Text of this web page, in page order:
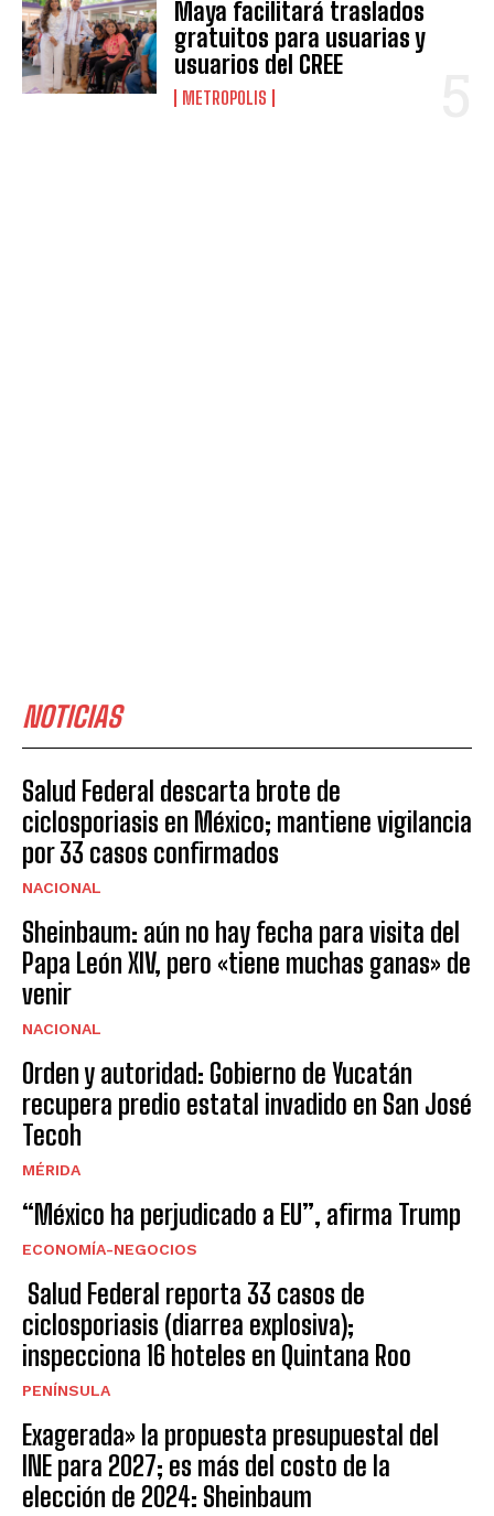
Maya facilitará traslados
gratuitos para usuarias y
usuarios del CREE
METROPOLIS
NOTICIAS
Salud Federal descarta brote de
ciclosporiasis en México; mantiene vigilancia
por 33 casos confirmados
NACIONAL
Sheinbaum: aún no hay fecha para visita del
Papa León XIV, pero «tiene muchas ganas» de
venir
NACIONAL
Orden y autoridad: Gobierno de Yucatán
recupera predio estatal invadido en San José
Tecoh
MÉRIDA
“México ha perjudicado a EU”, afirma Trump
ECONOMÍA-NEGOCIOS
Salud Federal reporta 33 casos de
ciclosporiasis (diarrea explosiva);
inspecciona 16 hoteles en Quintana Roo
PENÍNSULA
Exagerada» la propuesta presupuestal del
INE para 2027; es más del costo de la
elección de 2024: Sheinbaum